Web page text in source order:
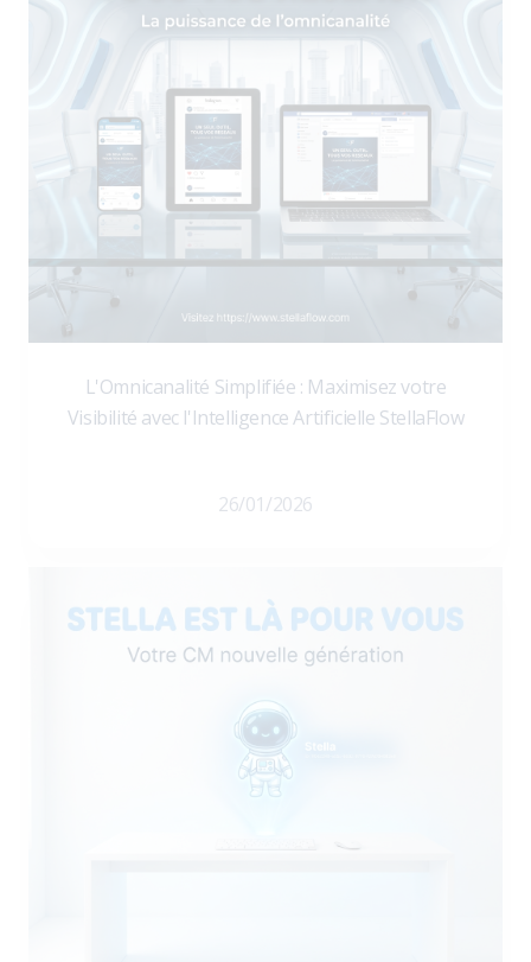
L'Omnicanalité Simplifiée : Maximisez votre
Visibilité avec l'Intelligence Artificielle StellaFlow
26/01/2026